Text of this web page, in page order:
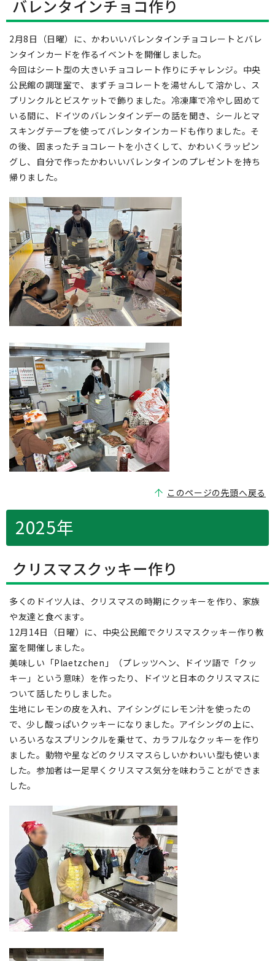
バレンタインチョコ作り
2月8日（日曜）に、かわいいバレンタインチョコレートとバレ
ンタインカードを作るイベントを開催しました。
今回はシート型の大きいチョコレート作りにチャレンジ。中央
公民館の調理室で、まずチョコレートを湯せんして溶かし、ス
プリンクルとビスケットで飾りました。冷凍庫で冷やし固めて
いる間に、ドイツのバレンタインデーの話を聞き、シールとマ
スキングテープを使ってバレンタインカードも作りました。そ
の後、固まったチョコレートを小さくして、かわいくラッピン
グし、自分で作ったかわいいバレンタインのプレゼントを持ち
帰りました。
このページの先頭へ戻る
2025年
クリスマスクッキー作り
多くのドイツ人は、クリスマスの時期にクッキーを作り、家族
や友達と食べます。
12月14日（日曜）に、中央公民館でクリスマスクッキー作り教
室を開催しました。
美味しい「Plaetzchen」（プレッツヘン、ドイツ語で「クッ
キー」という意味）を作ったり、ドイツと日本のクリスマスに
ついて話したりしました。
生地にレモンの皮を入れ、アイシングにレモン汁を使ったの
で、少し酸っぱいクッキーになりました。アイシングの上に、
いろいろなスプリンクルを乗せて、カラフルなクッキーを作り
ました。動物や星などのクリスマスらしいかわいい型も使いま
した。参加者は一足早くクリスマス気分を味わうことができま
した。